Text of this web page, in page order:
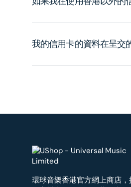
我的信用卡的資料在呈交
環球音樂香港官方網上商店